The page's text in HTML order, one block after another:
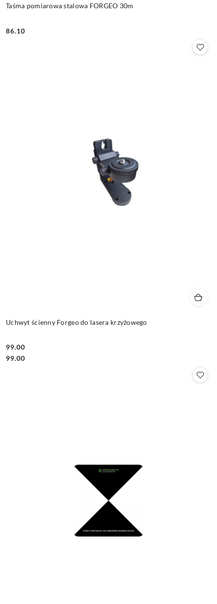
Taśma pomiarowa stalowa FORGEO 30m
Cena:
86.10
Uchwyt ścienny Forgeo do lasera krzyżowego
Cena:
99.00
Cena:
99.00